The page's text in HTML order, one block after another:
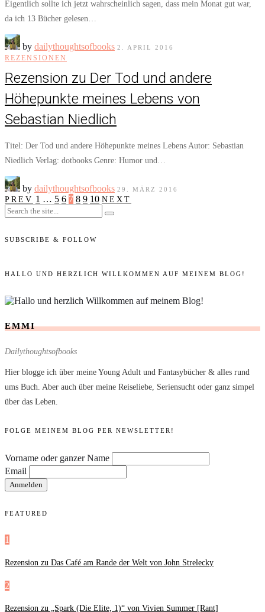
Eigentlich sollte ich jetzt wahrscheinlich sagen, dass mein Monat gut war,
da ich 13 Bücher gelesen…
by dailythoughtsofbooks 2. APRIL 2016
REZENSIONEN
Rezension zu Der Tod und andere
Höhepunkte meines Lebens von
Sebastian Niedlich
Titel: Der Tod und andere Höhepunkte meines Lebens Autor: Sebastian
Niedlich Verlag: dotbooks Genre: Humor und…
by dailythoughtsofbooks 29. MÄRZ 2016
PREV 1 … 5 6 7 8 9 10 NEXT
SUBSCRIBE & FOLLOW
HALLO UND HERZLICH WILLKOMMEN AUF MEINEM BLOG!
EMMI
Dailythoughtsofbooks
Hier blogge ich über meine Young Adult und Fantasybücher & alles rund
ums Buch. Aber auch über meine Reiseliebe, Seriensucht oder ganz simpel
über das Leben.
FOLGE MEINEM BLOG PER NEWSLETTER!
Vorname oder ganzer Name
Email
FEATURED
1
Rezension zu Das Café am Rande der Welt von John Strelecky
2
Rezension zu „Spark (Die Elite, 1)“ von Vivien Summer [Rant]